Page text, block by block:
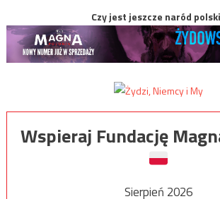
Czy jest jeszcze naród
Wspieraj Fundację
Sierpień 2026